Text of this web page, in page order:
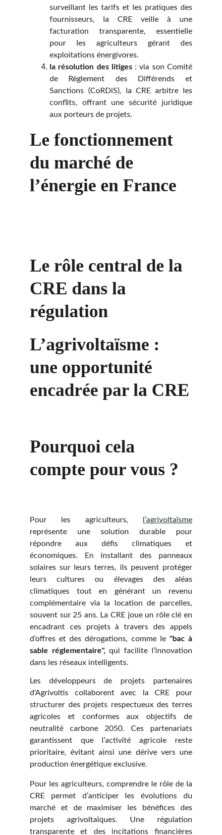
Le fonctionnement
du marché de
l’énergie en France
Le rôle central de la
CRE dans la
régulation
surveillant les tarifs et les pratiques des
fournisseurs, la CRE veille à une
facturation transparente, essentielle
pour les agriculteurs gérant des
exploitations énergivores.
la résolution des litiges: via son Comité
de Règlement des Différends et
Sanctions (CoRDiS), la CRE arbitre les
conflits, offrant une sécurité juridique
aux porteurs de projets.
L’agrivoltaïsme :
une opportunité
encadrée par la CRE
Pour les agriculteurs,
l’agrivoltaïsme
représente une solution durable pour
répondre aux défis climatiques et
économiques. En installant des panneaux
solaires sur leurs terres, ils peuvent protéger
leurs cultures ou élevages des aléas
climatiques tout en générant un revenu
complémentaire via la location de parcelles,
souvent sur 25 ans. La CRE joue un rôle clé en
encadrant ces projets à travers des appels
d’offres et des dérogations, comme le "bac à
sable réglementaire", qui facilite l’innovation
dans les réseaux intelligents.
Les développeurs de projets partenaires
d'Agrivoltis collaborent avec la CRE pour
structurer des projets respectueux des terres
agricoles et conformes aux objectifs de
neutralité carbone 2050. Ces partenariats
garantissent que l’activité agricole reste
prioritaire, évitant ainsi une dérive vers une
production énergétique exclusive.
Pourquoi cela
compte pour vous ?
Pour les agriculteurs, comprendre le rôle de la
CRE permet d’anticiper les évolutions du
marché et de maximiser les bénéfices des
projets agrivoltaïques. Une régulation
transparente et des incitations financières